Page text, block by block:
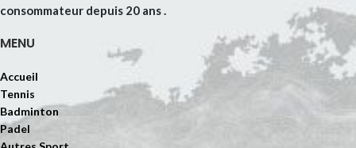
consommateur depuis 20 ans .
MENU
Accueil
Tennis
Badminton
Padel